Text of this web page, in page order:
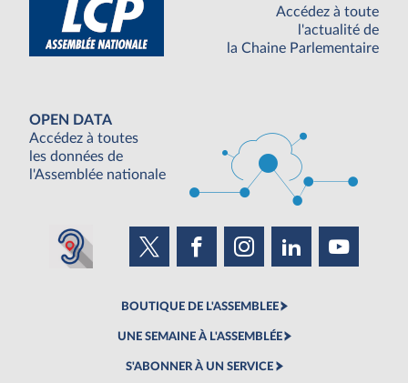
Accédez à toute
l'actualité de
la Chaine Parlementaire
OPEN DATA
Accédez à toutes
les données de
l'Assemblée nationale
BOUTIQUE DE L'ASSEMBLEE
UNE SEMAINE À L'ASSEMBLÉE
S'ABONNER À UN SERVICE